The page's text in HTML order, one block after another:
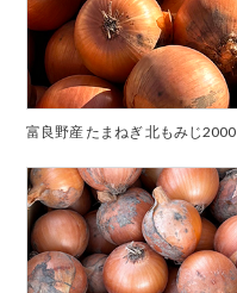
富良野産 たまねぎ 北もみじ2000